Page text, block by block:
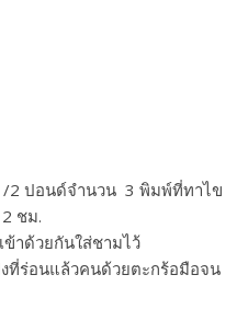
2​ ปอนด์จำนวน​ 3​ พิมพ์ที่ทาไข
ชม.
ข้าด้วยกันใส่ชามไว้
ที่ร่อนแล้วคนด้วยตะกร้อมือจน